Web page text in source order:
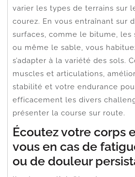
varier les types de terrains sur
courez. En vous entraînant sur
surfaces, comme le bitume, les
ou même le sable, vous
s’adapter à la variété des sols.
muscles et articulations,
stabilité et votre endurance
efficacement les divers
présenter la course sur route.
Écoutez votre corps
vous en cas de
ou de douleur